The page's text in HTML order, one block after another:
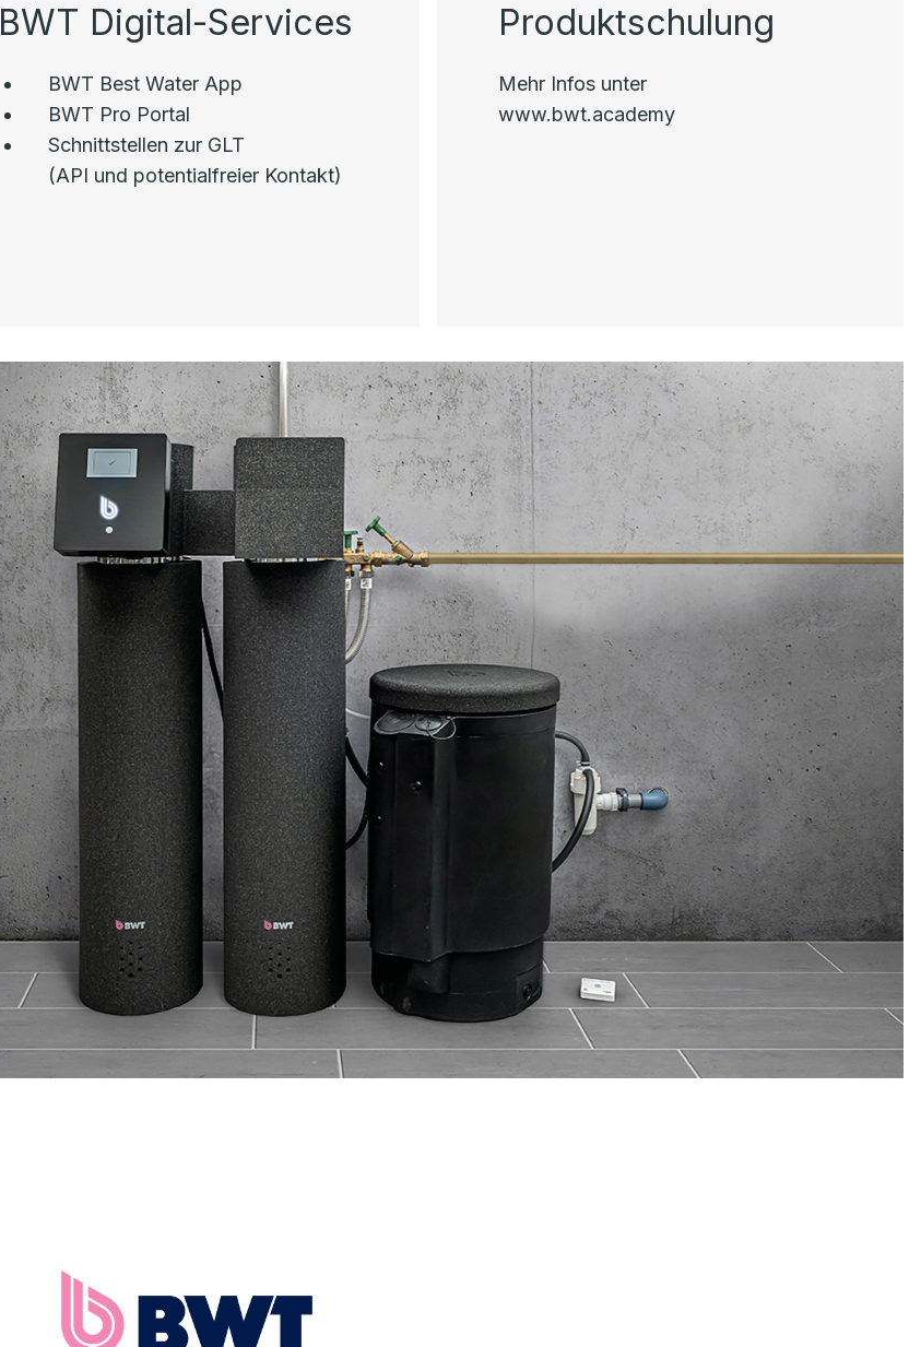
BWT Digital-Services
BWT Best Water App
BWT Pro Portal
Schnittstellen zur GLT
(API und potentialfreier Kontakt)
Produktschulung
Mehr Infos unter
www.bwt.academy